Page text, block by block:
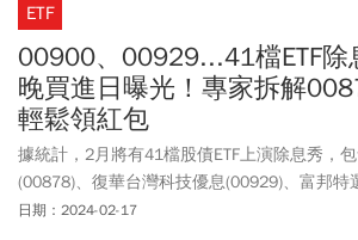
ETF
00900、00929...41檔ETF除
晚買進日曝光！專家拆解
輕鬆領紅包
據統計，2月將有41檔股債ETF上演除息秀，
(00878)、復華台灣科技優息(00929)、富邦特
及元大美債20年(00679B)等高人氣ETF，預計
日期：2024-02-17